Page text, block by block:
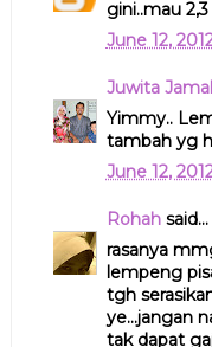
gini..mau
June 12,
Juwita
Yimmy..
tambah yg
June 12,
Rohahsaid...
rasanya
lempeng
tgh
ye...jangan
tak dapat